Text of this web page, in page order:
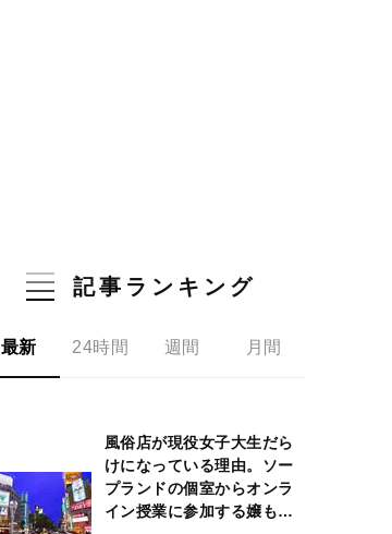
記事ランキング
最新 24時間 週間 月間
風俗店が現役女子大生だら
けになっている理由。ソー
プランドの個室からオンラ
イン授業に参加する嬢も…